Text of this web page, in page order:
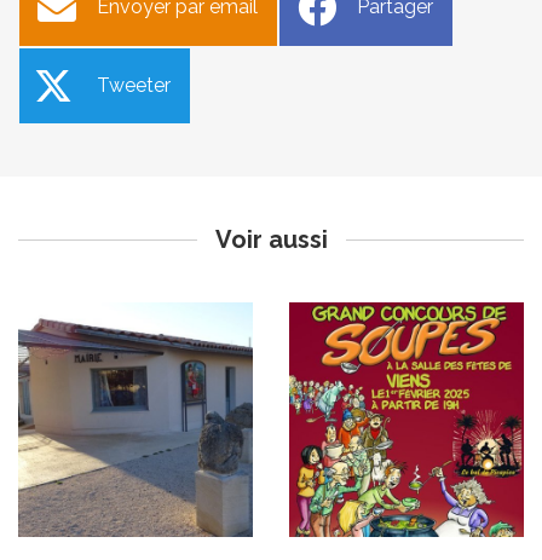
Envoyer par email Partager
Tweeter
Voir aussi
Le Trait d’union N°21 -
Janvier 2025
Publié le jeudi 23 janvier 2025